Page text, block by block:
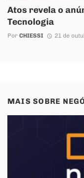
Atos revela o
Tecnologia
Por CHIESSI 21 de
MAIS SOBRE